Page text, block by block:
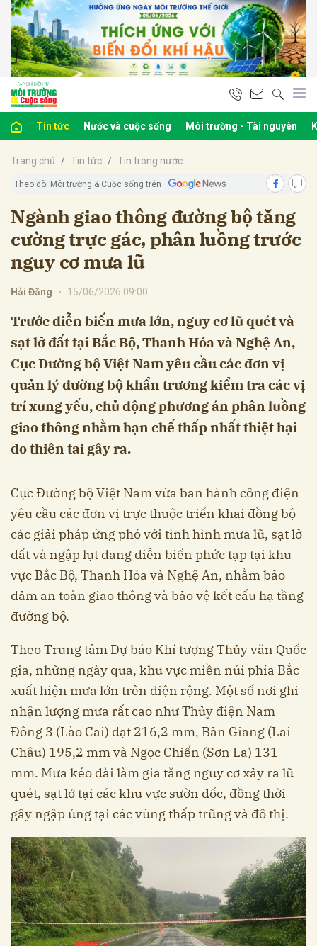
Tin tức Nước và cuộc sống Môi trường - Tài nguyên
Trang chủ Tin tức Tin trong nước
Theo dõi Môi trường & Cuộc sống trên
Ngành giao thông đường bộ tăng
cường trực gác, phân luồng trước
nguy cơ mưa lũ
Hải Đăng • 15/06/2026 09:00
Trước diễn biến mưa lớn, nguy cơ lũ quét và
sạt lở đất tại Bắc Bộ, Thanh Hóa và Nghệ An,
Cục Đường bộ Việt Nam yêu cầu các đơn vị
quản lý đường bộ khẩn trương kiểm tra các vị
trí xung yếu, chủ động phương án phân luồng
giao thông nhằm hạn chế thấp nhất thiệt hại
do thiên tai gây ra.
Cục Đường bộ Việt Nam vừa ban hành công điện
yêu cầu các đơn vị trực thuộc triển khai đồng bộ
các giải pháp ứng phó với tình hình mưa lũ, sạt lở
đất và ngập lụt đang diễn biến phức tạp tại khu
vực Bắc Bộ, Thanh Hóa và Nghệ An, nhằm bảo
đảm an toàn giao thông và bảo vệ kết cấu hạ tầng
đường bộ.
Theo Trung tâm Dự báo Khí tượng Thủy văn Quốc
gia, những ngày qua, khu vực miền núi phía Bắc
xuất hiện mưa lớn trên diện rộng. Một số nơi ghi
nhận lượng mưa rất cao như Thủy điện Nam
Đông 3 (Lào Cai) đạt 216,2 mm, Bản Giang (Lai
Châu) 195,2 mm và Ngọc Chiến (Sơn La) 131
mm. Mưa kéo dài làm gia tăng nguy cơ xảy ra lũ
quét, sạt lở tại các khu vực sườn dốc, đồng thời
gây ngập úng tại các vùng thấp trũng và đô thị.
luận
Hủy